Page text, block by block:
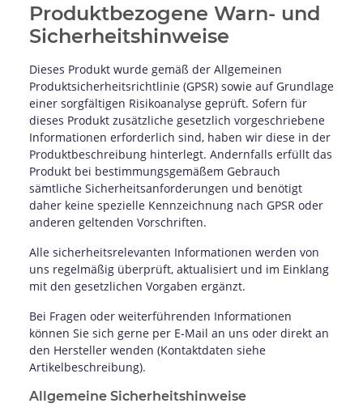
Produktbezogene Warn- und
Sicherheitshinweise
Dieses Produkt wurde gemäß der Allgemeinen
Produktsicherheitsrichtlinie (GPSR) sowie auf Grundlage
einer sorgfältigen Risikoanalyse geprüft. Sofern für
dieses Produkt zusätzliche gesetzlich vorgeschriebene
Informationen erforderlich sind, haben wir diese in der
Produktbeschreibung hinterlegt. Andernfalls erfüllt das
Produkt bei bestimmungsgemäßem Gebrauch
sämtliche Sicherheitsanforderungen und benötigt
daher keine spezielle Kennzeichnung nach GPSR oder
anderen geltenden Vorschriften.
Alle sicherheitsrelevanten Informationen werden von
uns regelmäßig überprüft, aktualisiert und im Einklang
mit den gesetzlichen Vorgaben ergänzt.
Bei Fragen oder weiterführenden Informationen
können Sie sich gerne per E-Mail an uns oder direkt an
den Hersteller wenden (Kontaktdaten siehe
Artikelbeschreibung).
Allgemeine Sicherheitshinweise